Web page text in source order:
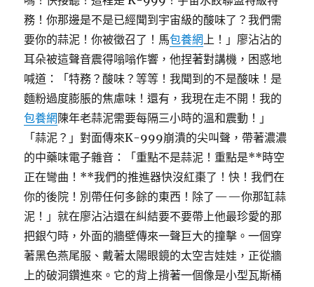
務！你那邊是不是已經聞到宇宙級的酸味了？我們需
要你的蒜泥！你被徵召了！馬包養網上！」廖沾沾的
耳朵被這聲音震得嗡嗡作響，他捏著對講機，困惑地
喊道：「特務？酸味？等等！我聞到的不是酸味！是
麵粉過度膨脹的焦慮味！還有，我現在走不開！我的
包養網 陳年老蒜泥需要每隔三小時的溫和震動！」
「蒜泥？」對面傳來K-999崩潰的尖叫聲，帶著濃濃
的中藥味電子雜音：「重點不是蒜泥！重點是**時空
正在彎曲！**我們的推進器快沒紅棗了！快！我們在
你的後院！別帶任何多餘的東西！除了——你那缸蒜
泥！」就在廖沾沾還在糾結要不要帶上他最珍愛的那
把銀勺時，外面的牆壁傳來一聲巨大的撞擊。一個穿
著黑色燕尾服、戴著太陽眼鏡的太空吉娃娃，正從牆
上的破洞鑽進來。它的背上揹著一個像是小型瓦斯桶